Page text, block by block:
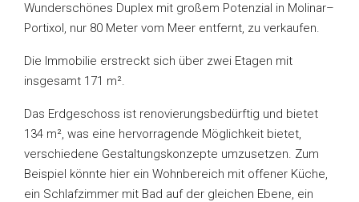
Wunderschönes Duplex mit großem Potenzial in Molinar–
Portixol, nur 80 Meter vom Meer entfernt, zu verkaufen.
Die Immobilie erstreckt sich über zwei Etagen mit
insgesamt 171 m².
Das Erdgeschoss ist renovierungsbedürftig und bietet
134 m², was eine hervorragende Möglichkeit bietet,
verschiedene Gestaltungskonzepte umzusetzen. Zum
Beispiel könnte hier ein Wohnbereich mit offener Küche,
ein Schlafzimmer mit Bad auf der gleichen Ebene, ein